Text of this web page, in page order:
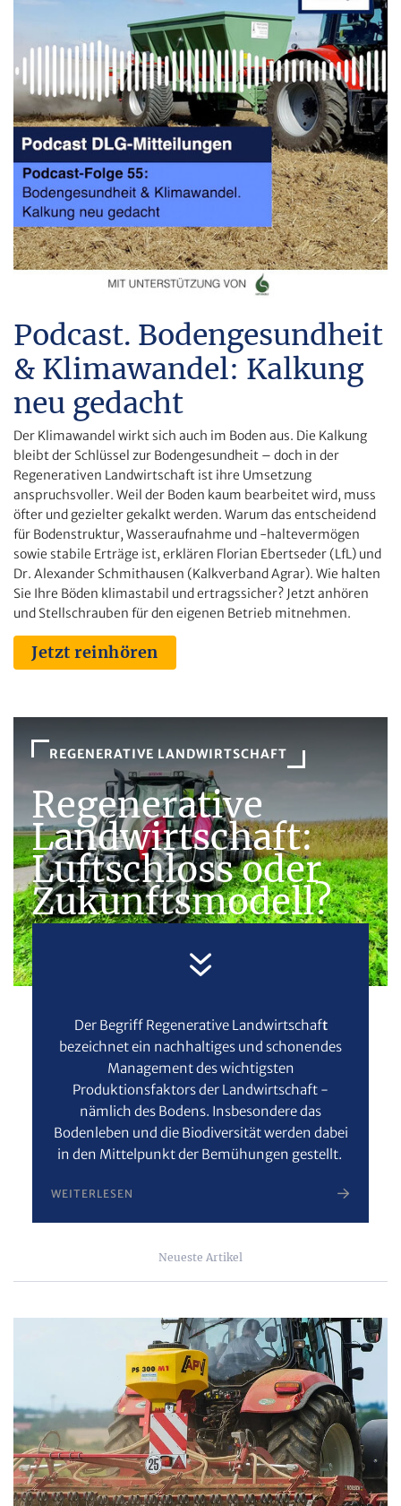
Podcast. Bodengesundheit
& Klimawandel: Kalkung
neu gedacht
Der Klimawandel wirkt sich auch im Boden aus. Die Kalkung
bleibt der Schlüssel zur Bodengesundheit – doch in der
Regenerativen Landwirtschaft ist ihre Umsetzung
anspruchsvoller. Weil der Boden kaum bearbeitet wird, muss
öfter und gezielter gekalkt werden. Warum das entscheidend
für Bodenstruktur, Wasseraufnahme und -haltevermögen
sowie stabile Erträge ist, erklären Florian Ebertseder (LfL) und
Dr. Alexander Schmithausen (Kalkverband Agrar). Wie halten
Sie Ihre Böden klimastabil und ertragssicher? Jetzt anhören
und Stellschrauben für den eigenen Betrieb mitnehmen.
Jetzt reinhören
REGENERATIVE LANDWIRTSCHAFT
Regenerative
Landwirtschaft:
Luftschloss oder
Zukunftsmodell?
Der Begriff Regenerative Landwirtschaft
bezeichnet ein nachhaltiges und schonendes
Management des wichtigsten
Produktionsfaktors der Landwirtschaft -
nämlich des Bodens. Insbesondere das
Bodenleben und die Biodiversität werden dabei
in den Mittelpunkt der Bemühungen gestellt.
WEITERLESEN
Neueste Artikel